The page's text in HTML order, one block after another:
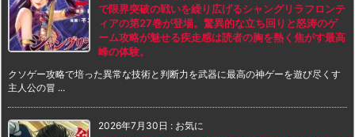
で限界突破の戦いを繰り広げるシャングリラフロンテ
ィアの第27巻が登場。驚異的な立ち回りと怒涛のゲ
ーム攻略が魅せる疾走感は読者の胸を熱く焦がす最高
峰の体験。
クソゲー攻略で培った異常な技術と判断力を武器に最高の神ゲーを遊び尽くす
主人公の冒 ...
2026年7月30日 : お気に